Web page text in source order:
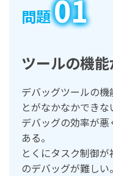
問題01
ツールの機
デバッグツールの
とがなかなかできな
デバッグの効率が
ある。
とくにタスク制御
のデバッグが難しい。